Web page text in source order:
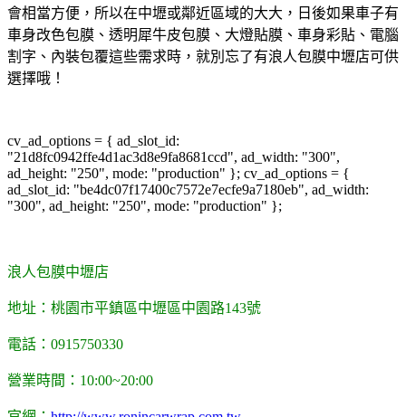
會相當方便，所以在中壢或鄰近區域的大大，日後如果車子有
車身改色包膜、透明犀牛皮包膜、大燈貼膜、車身彩貼、電腦
割字、內裝包覆這些需求時，就別忘了有浪人包膜中壢店可供
選擇哦！
cv_ad_options = { ad_slot_id:
"21d8fc0942ffe4d1ac3d8e9fa8681ccd", ad_width: "300",
ad_height: "250", mode: "production" }; cv_ad_options = {
ad_slot_id: "be4dc07f17400c7572e7ecfe9a7180eb", ad_width:
"300", ad_height: "250", mode: "production" };
浪人包膜中壢店
地址：桃園市平鎮區中壢區中園路143號
電話：0915750330
營業時間：10:00~20:00